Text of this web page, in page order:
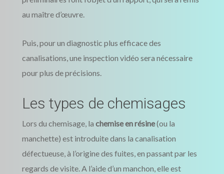
au maître d’œuvre.
Puis, pour un diagnostic plus efficace des
canalisations, une inspection vidéo sera nécessaire
pour plus de précisions.
Les types de chemisages
Lors du chemisage, la chemise en résine(ou la
manchette) est introduite dans la canalisation
défectueuse, à l’origine des fuites, en passant par les
regards de visite. A l’aide d’un manchon, elle est